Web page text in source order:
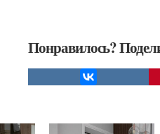
Понравилось?